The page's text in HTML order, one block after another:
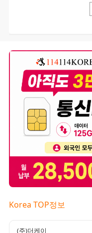
Korea TOP정보
(주)더케이